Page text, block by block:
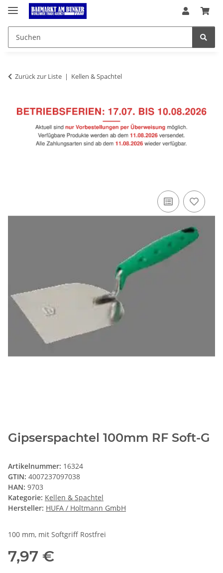
Zurück zur Liste Kellen & Spachtel
Gipserspachtel 100mm RF Soft-G
Artikelnummer: 16324
GTIN: 4007237097038
HAN: 9703
Kategorie: Kellen & Spachtel
Hersteller: HUFA / Holtmann GmbH
100 mm, mit Softgriff Rostfrei
7,97 €